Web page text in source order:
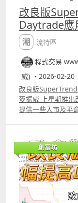
改良版
Daytrade應
潮流特區
程式交易
威) ・2026-02-20
改良版
麥振威 上星期推
提供一些入市及平
介紹的應用方法，
點。 另改良版
daytrade 比特幣也
是給大家參考，今
完整strategy就是
大家
法也可能會有不同
創富坊